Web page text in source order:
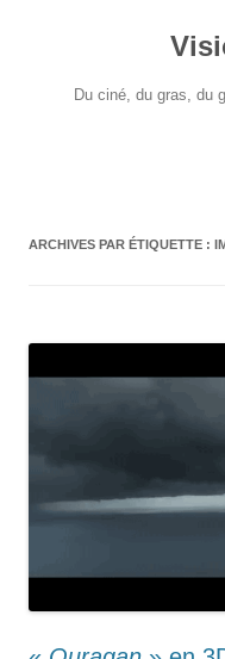
Du ciné, du gras, du
ARCHIVES PAR ÉTIQUETTE :